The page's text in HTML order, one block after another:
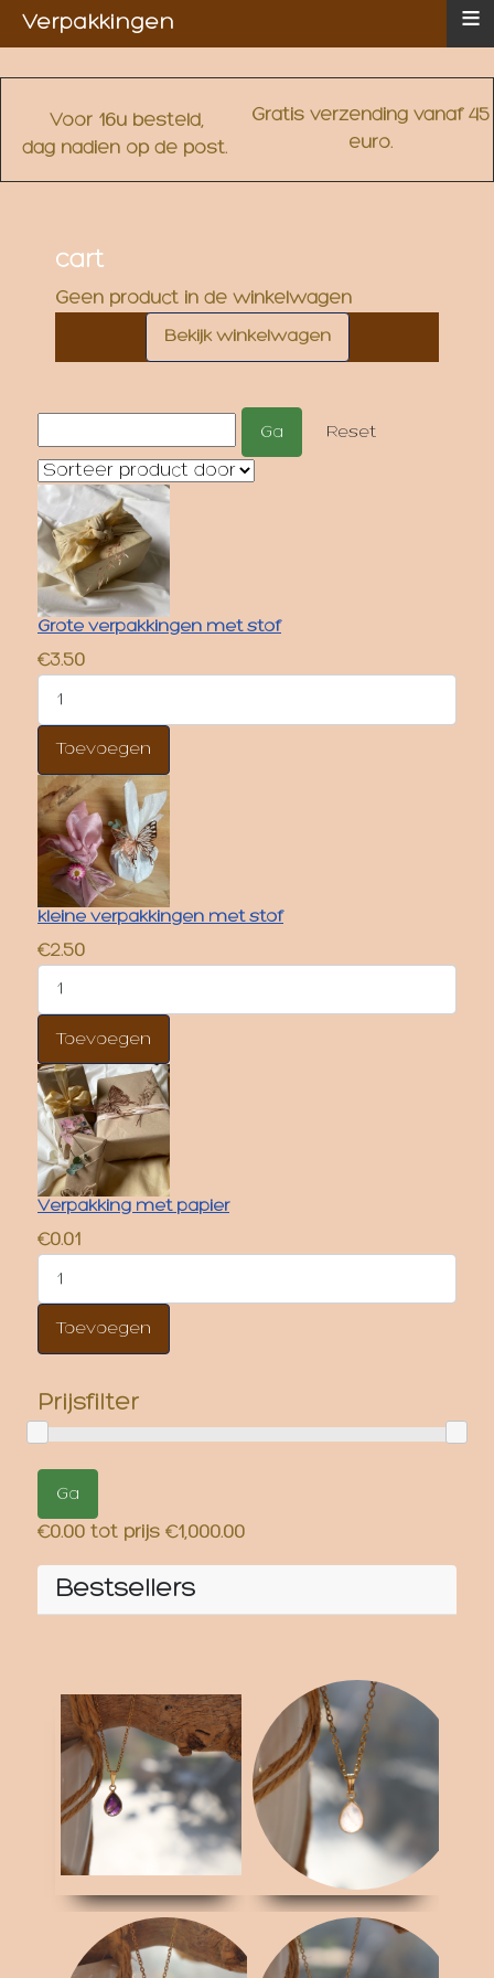
Voor 16u besteld,
dag nadien op de post.
Gratis verzending vanaf 45
euro.
cart
Geen product in de winkelwagen
Grote verpakkingen met stof
€3.50
kleine verpakkingen met stof
€2.50
Verpakking met papier
€0.01
Prijsfilter
€0.00 tot prijs €1,000.00
Bestsellers
RVS ketting Amethist
RVS ketting
Rozenkwarts
Verpakkingen ≡